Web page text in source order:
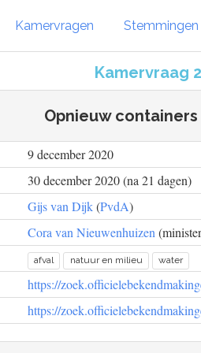
Kamervragen Stemmingen
Kamervraag
Opnieuw
9 december 2020
30 december 2020 (na 21 dagen)
Gijs van Dijk(PvdA)
Cora van Nieuwenhuizen
afval natuur en milieu water
https://
https://